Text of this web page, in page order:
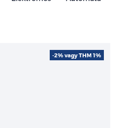
-2% vagy THM 1%